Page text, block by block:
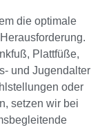
die optimale
Plattfüße,
und Jugendalter
oder
setzen wir bei